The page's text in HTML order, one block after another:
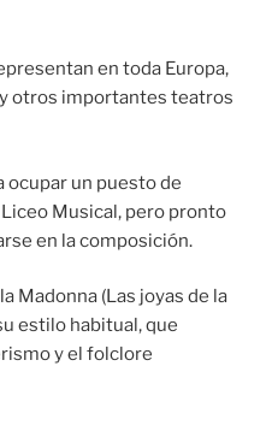
en toda Europa,
otros importantes teatros
ocupar un puesto de
Musical, pero pronto
en la composición.
Madonna (Las joyas de la
estilo habitual, que
y el folclore